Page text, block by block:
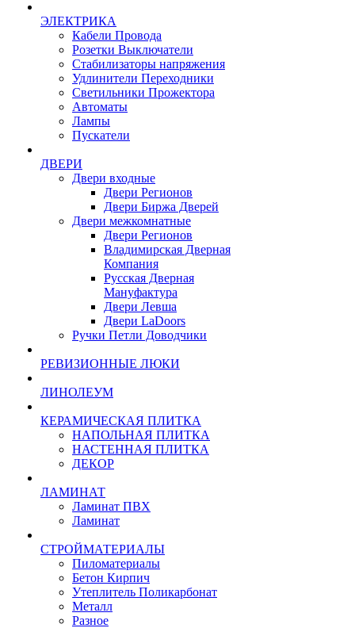
ЭЛЕКТРИКА
Кабели Провода
Розетки Выключатели
Стабилизаторы напряжения
Удлинители Переходники
Светильники Прожектора
Автоматы
Лампы
Пускатели
ДВЕРИ
Двери входные
Двери Регионов
Двери Биржа Дверей
Двери межкомнатные
Двери Регионов
Владимирская Дверная
Компания
Русская Дверная
Мануфактура
Двери Левша
Двери LaDoors
Ручки Петли Доводчики
РЕВИЗИОННЫЕ ЛЮКИ
ЛИНОЛЕУМ
КЕРАМИЧЕСКАЯ ПЛИТКА
НАПОЛЬНАЯ ПЛИТКА
НАСТЕННАЯ ПЛИТКА
ДЕКОР
ЛАМИНАТ
Ламинат ПВХ
Ламинат
СТРОЙМАТЕРИАЛЫ
Пиломатериалы
Бетон Кирпич
Утеплитель Поликарбонат
Металл
Разное